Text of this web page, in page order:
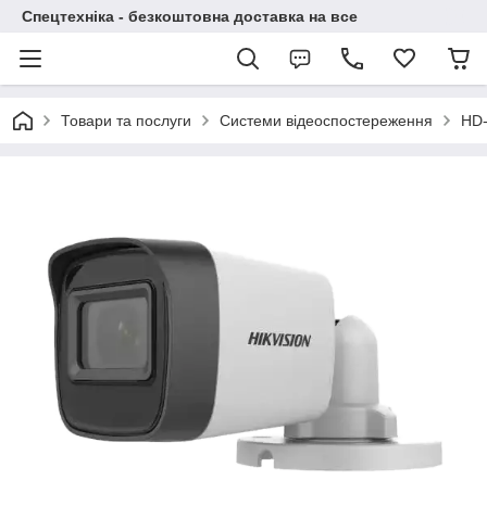
Спецтехніка - безкоштовна доставка на все
Товари та послуги Системи відеоспостереження